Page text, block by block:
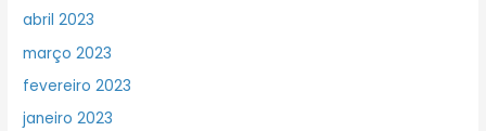
abril 2023
março 2023
fevereiro 2023
janeiro 2023